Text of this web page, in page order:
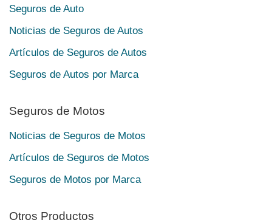
Seguros de Auto
Noticias de Seguros de Autos
Artículos de Seguros de Autos
Seguros de Autos por Marca
Seguros de Motos
Noticias de Seguros de Motos
Artículos de Seguros de Motos
Seguros de Motos por Marca
Otros Productos